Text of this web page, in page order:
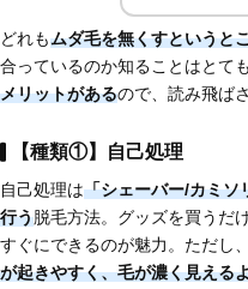
どれもムダ毛を無くすというと
合っているのか知ることはとても
メリットがあるので、読み飛ば
【種類①】自己処理
自己処理は「シェーバー/カミソ
行う脱毛方法。グッズを買うだ
すぐにできるのが魅力。ただし、
が起きやすく、毛が濃く見える